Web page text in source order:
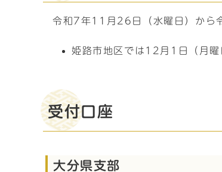
令和7年11月26日（水曜日）から
姫路市地区では12月1日（月曜
受付口座
大分県支部